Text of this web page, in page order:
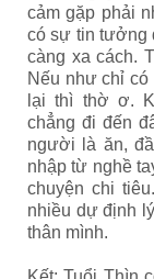
cảm gặp phải
có sự tin tưởng
càng xa cách.
Nếu như chỉ
lại thì thờ ơ.
chẳng đi đến
người là ăn,
nhập từ nghề
chuyện chi
nhiều dự định
thân mình.